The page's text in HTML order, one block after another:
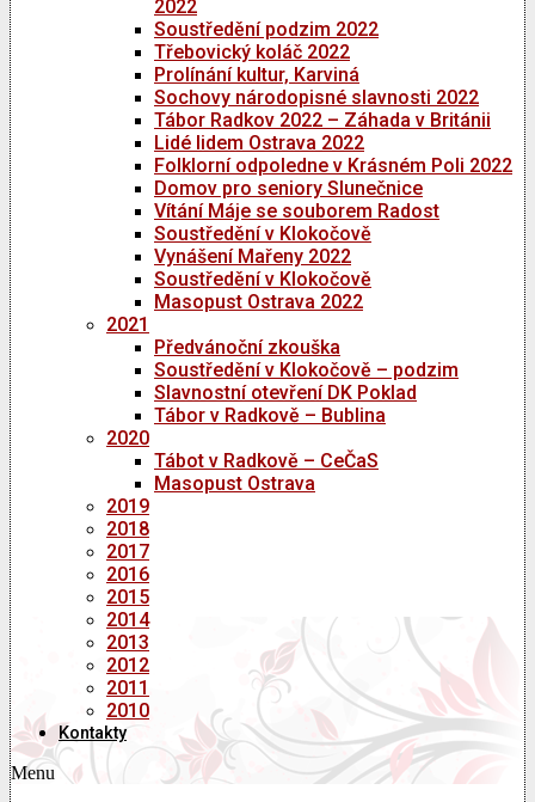
2022
Soustředění podzim 2022
Třebovický koláč 2022
Prolínání kultur, Karviná
Sochovy národopisné slavnosti 2022
Tábor Radkov 2022 – Záhada v Británii
Lidé lidem Ostrava 2022
Folklorní odpoledne v Krásném Poli 2022
Domov pro seniory Slunečnice
Vítání Máje se souborem Radost
Soustředění v Klokočově
Vynášení Mařeny 2022
Soustředění v Klokočově
Masopust Ostrava 2022
2021
Předvánoční zkouška
Soustředění v Klokočově – podzim
Slavnostní otevření DK Poklad
Tábor v Radkově – Bublina
2020
Tábot v Radkově – CeČaS
Masopust Ostrava
2019
2018
2017
2016
2015
2014
2013
2012
2011
2010
Kontakty
Menu